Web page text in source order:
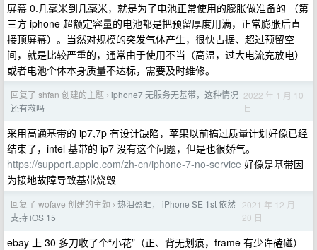
屏幕 0.几毫米到几毫米，就是为了电池正常使用的膨胀做准备的 （第
三方 iphone 超额定容量的电池都是把预留厚度用满，正常膨胀后直
接顶屏幕）。当然对规模的突发气体产生，很快占据、超过预留空
间，就是比较严重的，通常由于使用不当（高温，过大电流充放电）
或者电池个体本身质量不达标，需要及时维修。
回复了 shfan 创建的主题 › iphone7 无服务无基带，这种情况
还有救吗
2022 年 1 月 10
日
采用高通基带的 ip7,7p 有设计缺陷，苹果以前搞过质量计划好像已经
结束了，intel 基带的 ip7 没有这个问题，但是也很娇气。
https://support.apple.com/zh-cn/iphone-7-no-service 好像是基带因
为接地故障导致基带烧毁
回复了 wofave 创建的主题 › 热泪盈眶， iPhone SE 1st 依然
支持 iOS 15
2021 年 12 月
20 日
ebay 上 30 多刀收了个“小花”（正、背无划痕，frame 有少许磕碰）